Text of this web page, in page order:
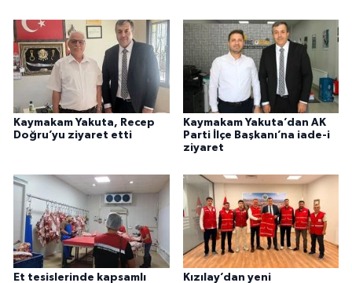
Kaymakam Yakuta, Recep
Doğru’yu ziyaret etti
Kaymakam Yakuta’dan AK
Parti İlçe Başkanı’na iade-i
ziyaret
Et tesislerinde kapsamlı Kızılay’dan yeni